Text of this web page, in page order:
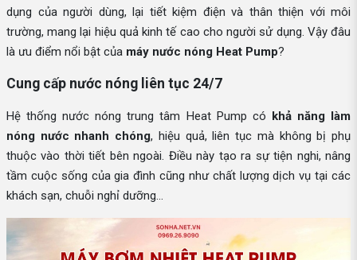
dụng của người dùng, lại tiết kiệm điện và thân thiện với môi
trường, mang lại hiệu quả kinh tế cao cho người sử dụng. Vậy đâu
là ưu điểm nổi bật của máy nước nóng Heat Pump?
Cung cấp nước nóng liên tục 24/7
Hệ thống nước nóng trung tâm Heat Pump có khả năng làm
nóng nước nhanh chóng, hiệu quả, liên tục mà không bị phụ
thuộc vào thời tiết bên ngoài. Điều này tạo ra sự tiện nghi, nâng
tầm cuộc sống của gia đình cũng như chất lượng dịch vụ tại các
khách sạn, chuỗi nghỉ dưỡng…